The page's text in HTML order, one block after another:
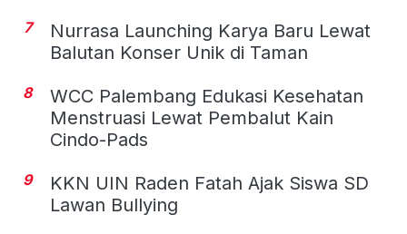
7
Nurrasa Launching Karya Baru Lewat
Balutan Konser Unik di Taman
8
WCC Palembang Edukasi Kesehatan
Menstruasi Lewat Pembalut Kain
Cindo-Pads
9
KKN UIN Raden Fatah Ajak Siswa SD
Lawan Bullying